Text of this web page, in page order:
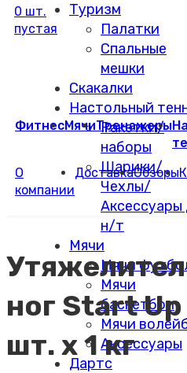
Туризм
Палатки
Спальные
мешки
Скакалки
Настольный
Ракетки/
наборы
Шарики/
Чехлы/
Аксессуары
н/т
Мячи
Мячи
Мячи
баскетбол
Мячи
Аксессуары
Дартс
0 шт.
пустая
ФитнесМячиТренажеры
О
компании
ДоставкаОбзоры
ног Start
шт. х 1 кг